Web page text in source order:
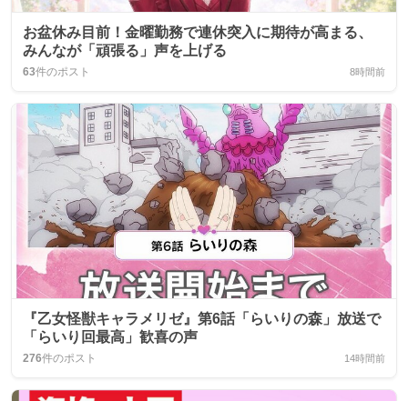
お盆休み目前！金曜勤務で連休突入に期待が高まる、
みんなが「頑張る」声を上げる
63件のポスト 8時間前
『乙女怪獣キャラメリゼ』第6話「らいりの森」放送で
「らいり回最高」歓喜の声
276件のポスト 14時間前